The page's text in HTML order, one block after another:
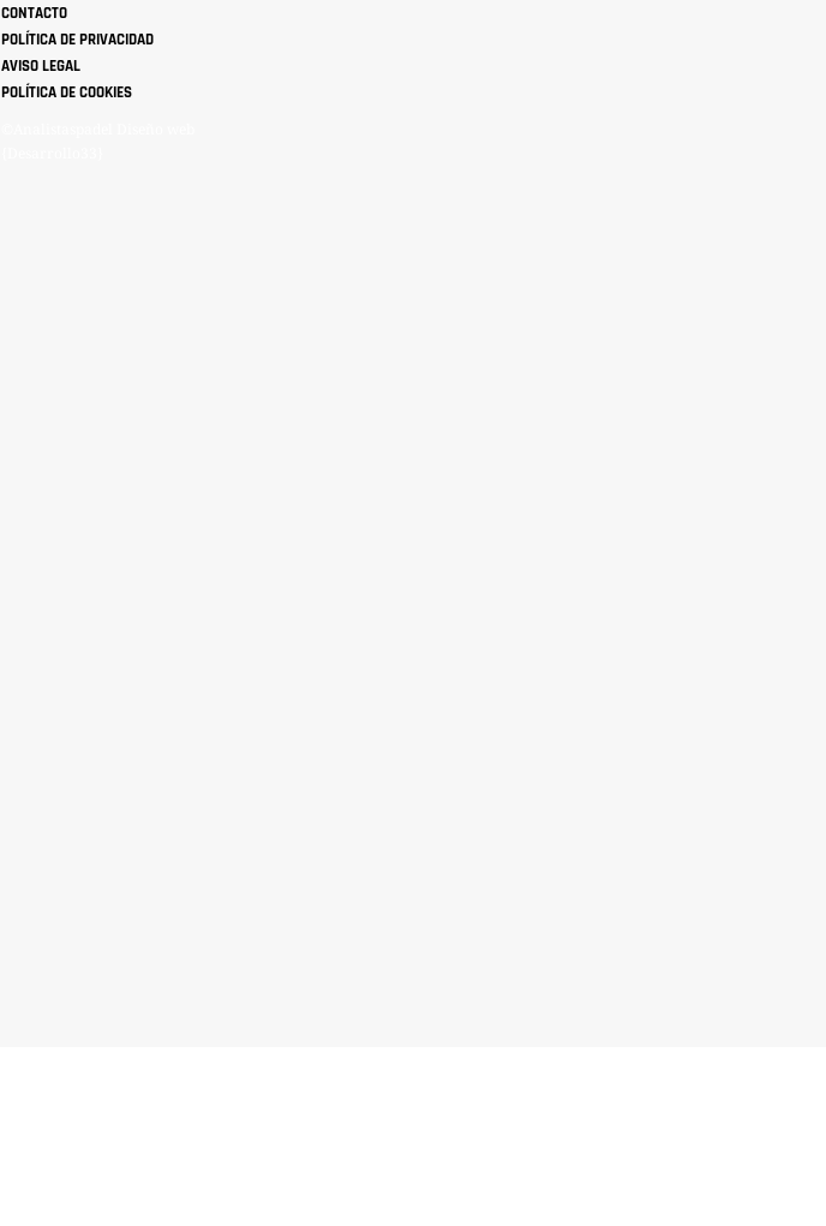
CONTACTO
POLÍTICA DE PRIVACIDAD
AVISO LEGAL
POLÍTICA DE COOKIES